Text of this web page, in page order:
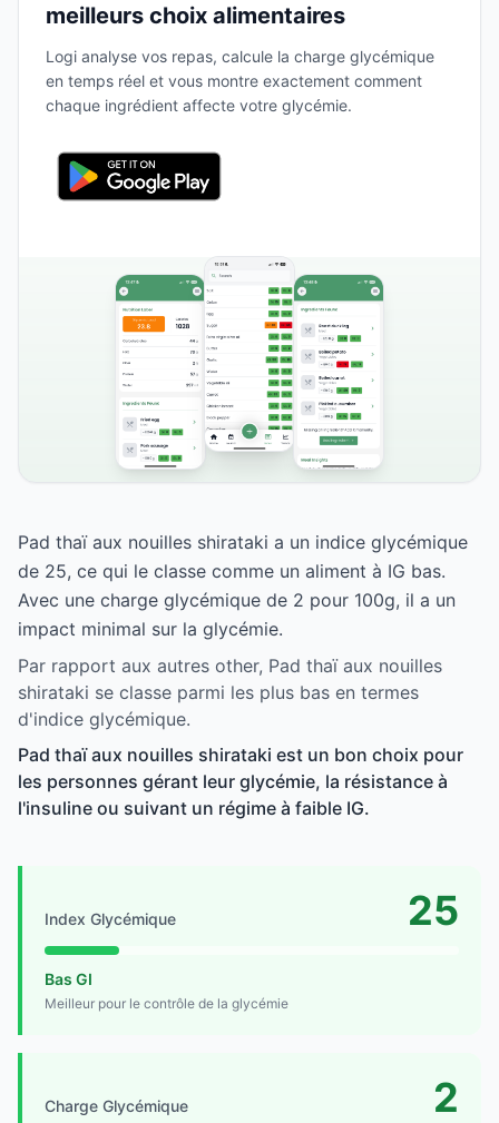
meilleurs choix alimentaires
Logi analyse vos repas, calcule la charge glycémique
en temps réel et vous montre exactement comment
chaque ingrédient affecte votre glycémie.
Pad thaï aux nouilles shirataki a un indice glycémique
de 25, ce qui le classe comme un aliment à IG bas.
Avec une charge glycémique de 2 pour 100g, il a un
impact minimal sur la glycémie.
Par rapport aux autres other, Pad thaï aux nouilles
shirataki se classe parmi les plus bas en termes
d'indice glycémique.
Pad thaï aux nouilles shirataki est un bon choix pour
les personnes gérant leur glycémie, la résistance à
l'insuline ou suivant un régime à faible IG.
Index Glycémique 25
Bas GI
Meilleur pour le contrôle de la glycémie
Charge Glycémique 2